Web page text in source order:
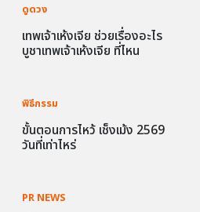
ดูดวง
เทพเจ้าเห้งเจีย ช่วยเรื่องอะไร
บูชาเทพเจ้าเห้งเจีย ที่ไหน
พิธีกรรม
ขั้นตอนการไหว้ เช็งเม้ง 2569
วันที่เท่าไหร่
PR NEWS